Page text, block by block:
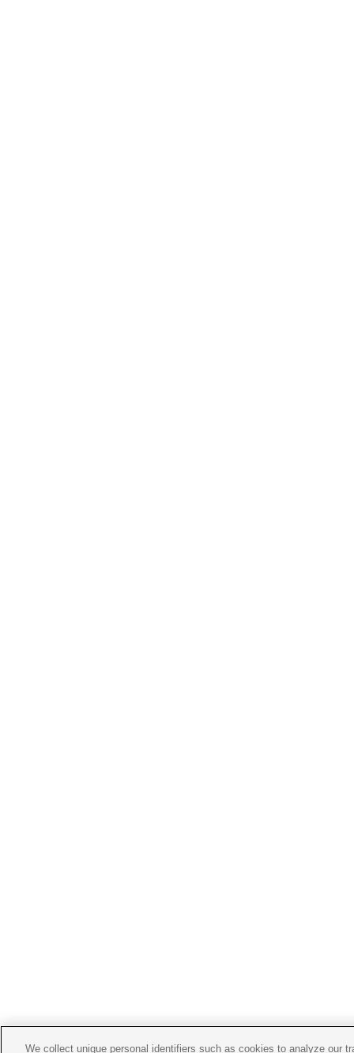
We collect unique personal identifiers such as cookies to analyze our